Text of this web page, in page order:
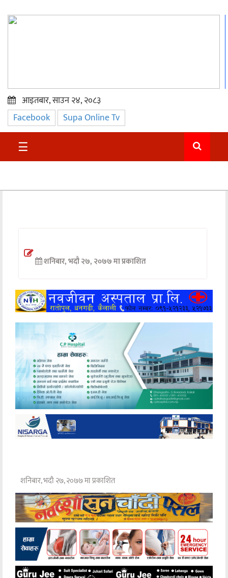
प्रमुख
समाचार
सुदुर
अन्तर्वार्ता
खेलकुद
मनोरञ्जन
अन्य
आइतबार, साउन २४, २०८३
Facebook Supa Online Tv
☰
शनिबार, भदौ २७, २०७७ मा प्रकाशित
शनिबार, भदौ २७, २०७७ मा प्रकाशित